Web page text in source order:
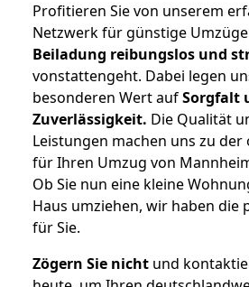
Profitieren Sie von unserem
Netzwerk für günstige
Beiladung reibungslos und
vonstattengeht. Dabei legen
besonderen Wert aufSorgfalt
Zuverlässigkeit. Die Qualität
Leistungen machen uns zu der
für Ihren Umzug von
Ob Sie nun eine kleine
Haus umziehen, wir haben die
für Sie.
Zögern Sie nicht und